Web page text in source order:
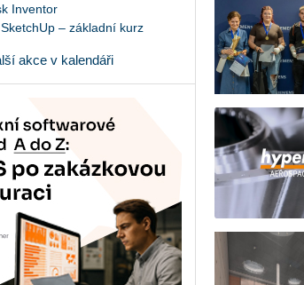
Inventor
– základní kurz
akce v kalendáři